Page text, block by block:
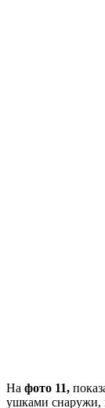
На фото 11,
ушками снаружи,